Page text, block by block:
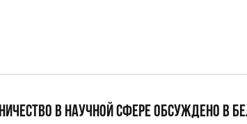
В НАУЧНОЙ СФЕРЕ ОБСУЖДЕНО В